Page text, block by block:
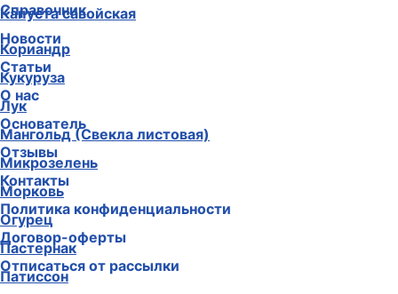
Капуста савойская
Кориандр
Кукуруза
Лук
Мангольд (Свекла листовая)
Микрозелень
Морковь
Огурец
Пастернак
Патиссон
Справочник
Новости
Статьи
О нас
Основатель
Отзывы
Контакты
Политика конфиденциальности
Договор-оферты
Отписаться от рассылки